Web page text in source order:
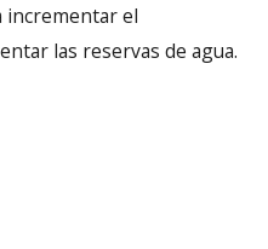
incrementar el
las reservas de agua.